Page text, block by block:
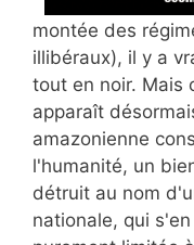
montée des
illibéraux), il y a
tout en noir. Mais
apparaît
amazonienne
l'humanité, un
détruit au nom
nationale, qui